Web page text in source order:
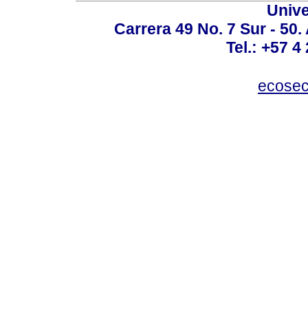
Carrera 49 No. 7 Sur -
Tel.: +57 4